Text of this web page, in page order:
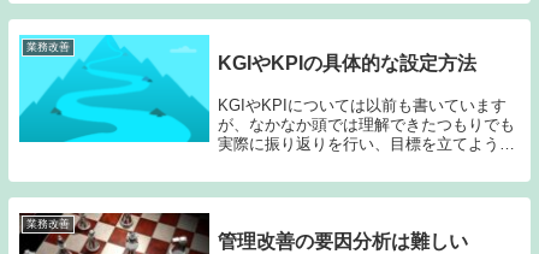
う目標はないですからね。部長さん組織の
生産性向上をしていかないといけないです
業務改善
KGIやKPIの具体的な設定方法
KGIやKPIについては以前も書いています
が、なかなか頭では理解できたつもりでも
実際に振り返りを行い、目標を立てようと
受ければ『なるほど』と、思うのですが、
なかなか上手くいかず、後日繰り返し相談
業務改善
管理改善の要因分析は難しい